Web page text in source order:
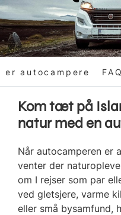
autocampere FAQ
Kom tæt på
natur med en
Når autocamperen er
venter der
om I rejser som par
ved gletsjere, varme
eller små bysamfund,